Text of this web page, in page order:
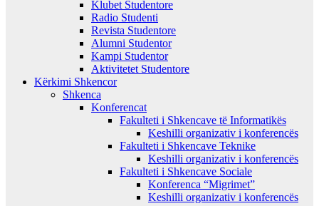
Klubet Studentore
Radio Studenti
Revista Studentore
Alumni Studentor
Kampi Studentor
Aktivitetet Studentore
Kërkimi Shkencor
Shkenca
Konferencat
Fakulteti i Shkencave të Informatikës
Keshilli organizativ i konferencës
Fakulteti i Shkencave Teknike
Keshilli organizativ i konferencës
Fakulteti i Shkencave Sociale
Konferenca “Migrimet”
Keshilli organizativ i konferencës